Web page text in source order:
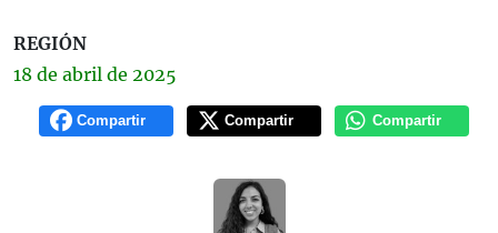
REGIÓN
18 de abril de 2025
Compartir Compartir Compartir